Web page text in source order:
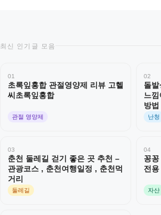
최신 인기글 모음
01
초록잎홍합 관절영양제 리뷰 고헬
씨초록잎홍합
관절 영양제
02
돌
느낌
방법
난청
03
춘천 둘레길 걷기 좋은 곳 추천 –
관광코스 , 춘천여행일정 , 춘천먹
거리
둘레길
04
꽁
전
자산